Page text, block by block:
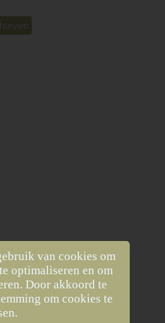
van cookies om
optimaliseren en om
Door akkoord te
om cookies te